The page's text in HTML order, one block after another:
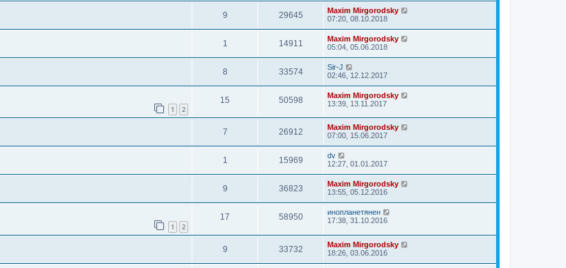
9 29645
Maxim Mirgorodsky
07:20, 08.10.2018
1 14911
Maxim Mirgorodsky
05:04, 05.06.2018
8 33574
Sir-J
02:46, 12.12.2017
1 2
15 50598
Maxim Mirgorodsky
13:39, 13.11.2017
7 26912
Maxim Mirgorodsky
07:00, 15.06.2017
1 15969
dv
12:27, 01.01.2017
9 36823
Maxim Mirgorodsky
13:55, 05.12.2016
1 2
17 58950
инопланетянен
17:38, 31.10.2016
9 33732
Maxim Mirgorodsky
18:26, 03.06.2016